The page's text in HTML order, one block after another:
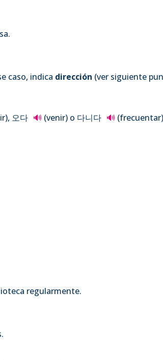
caso, indica dirección (ver siguiente
오다 🔊 (venir) o 다니다 🔊
regularmente.